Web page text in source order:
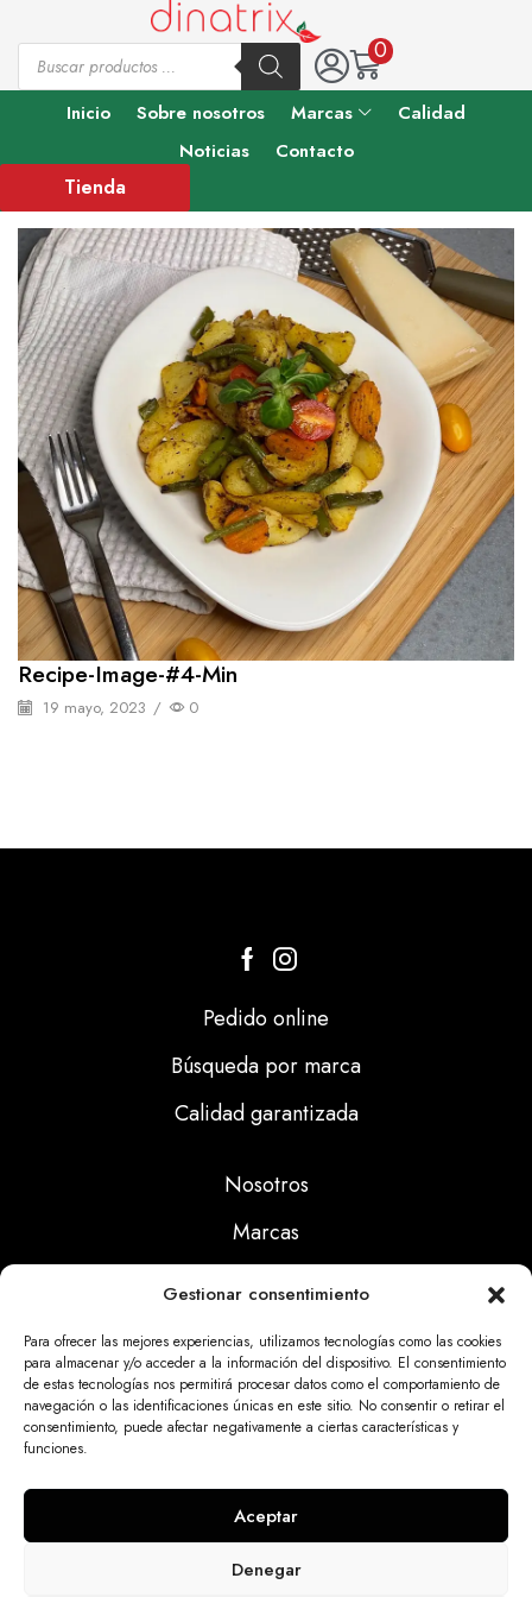
Gestionar consentimiento
Para ofrecer las mejores experiencias, utilizamos tecnologías como las cookies
para almacenar y/o acceder a la información del dispositivo. El consentimiento
de estas tecnologías nos permitirá procesar datos como el comportamiento de
navegación o las identificaciones únicas en este sitio. No consentir o retirar el
consentimiento, puede afectar negativamente a ciertas características y
funciones.
Aceptar
Denegar
0
Inicio Sobre nosotros Marcas
Calidad
Noticias
Contacto
Tienda
Recipe-Image-#4-Min
19 mayo, 2023 / 0
Pedido online
Búsqueda por marca
Calidad garantizada
Nosotros
Marcas
Noticias
Aviso Legal
Politicas Cookies